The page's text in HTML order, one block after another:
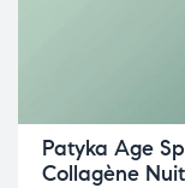
Patyka Age
Collagène